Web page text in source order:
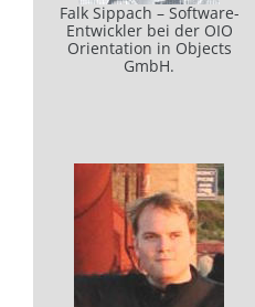
Falk Sippach – Software-
Entwickler bei der OIO
Orientation in Objects
GmbH.